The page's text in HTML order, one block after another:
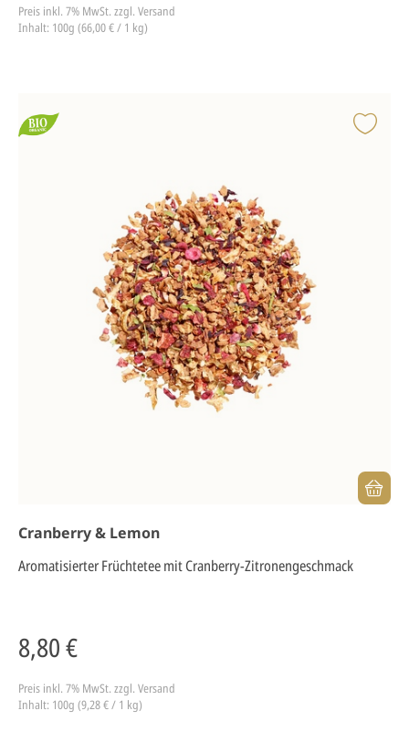
Preis inkl. 7% MwSt. zzgl. Versand
Inhalt: 100g (66,00 € / 1 kg)
Cranberry & Lemon
Aromatisierter Früchtetee mit Cranberry-Zitronengeschmack
8,80 €
Preis inkl. 7% MwSt. zzgl. Versand
Inhalt: 100g (9,28 € / 1 kg)